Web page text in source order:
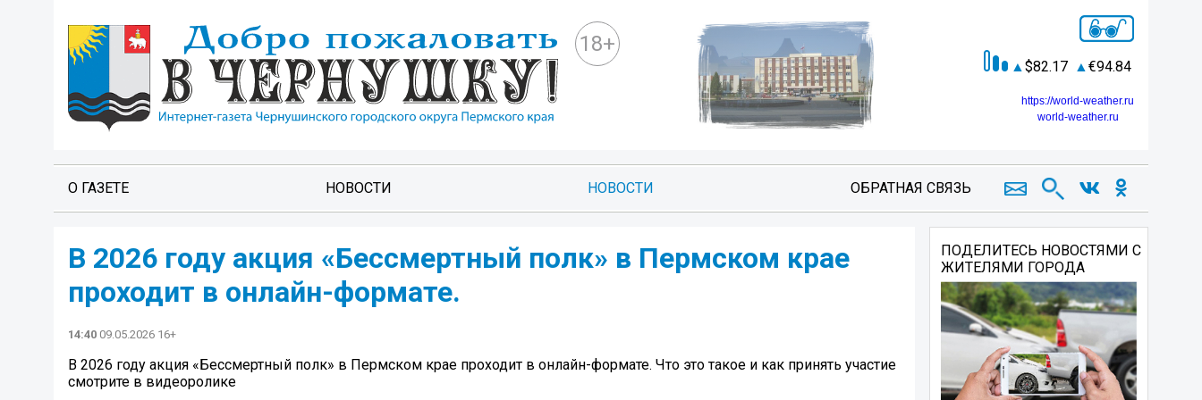
18+
82.17 94.84
https://world-weather.ru
world-weather.ru
О ГАЗЕТЕ НОВОСТИ НОВОСТИ ОБРАТНАЯ СВЯЗЬ
В 2026 году акция «Бессмертный полк» в Пермском крае
проходит в онлайн-формате.
14:40 09.05.2026 16+
В 2026 году акция «Бессмертный полк» в Пермском крае проходит в онлайн-формате. Что это такое и как принять участие
смотрите в видеоролике
ПОДЕЛИТЕСЬ НОВОСТЯМИ С
ЖИТЕЛЯМИ ГОРОДА